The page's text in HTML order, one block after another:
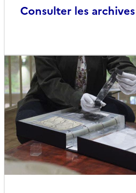
Consulter les